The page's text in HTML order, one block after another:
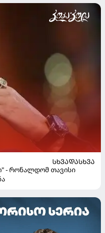
ᲡᲮᲕᲐᲓᲐᲡᲮᲕᲐ
- რონალდომ თავისი